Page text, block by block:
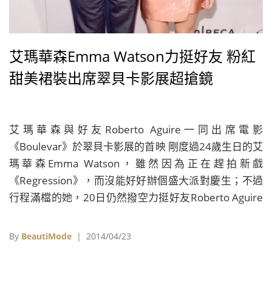
艾瑪華森Emma Watson力挺好友 粉紅
甜美裙裝出席翠貝卡影展超搶鏡
艾瑪華森與好友Roberto Aguire一同出席電影
《Boulevar》於翠貝卡影展的首映 剛度過24歲生日的艾
瑪華森Emma Watson，雖然因為正在趕拍新戲
《Regression》，而沒能好好辦個盛大派對慶生；不過
行程滿檔的她，20日仍然撥空力挺好友Roberto Aguire
約翠貝卡影展(Tribeca Film Festival)上的電影首映會。
By BeautiMode | 2014/04/23